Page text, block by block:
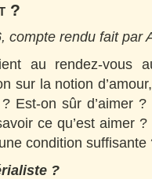
?
compte rendu fait par
au rendez-vous
sur la notion
Est-on sûr d’aimer
ce qu’est aimer
condition suffisante
?